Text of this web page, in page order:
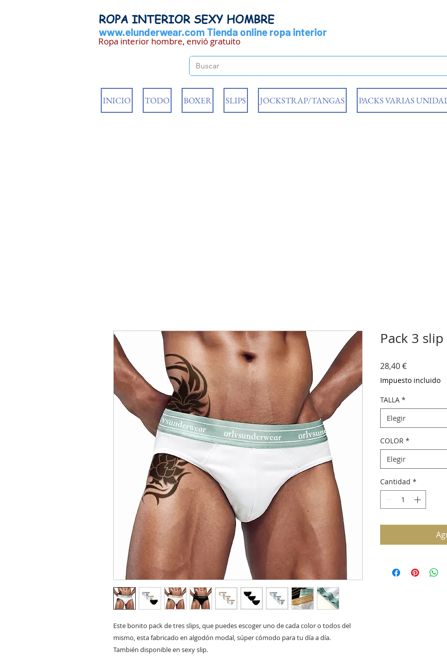
ROPA INTERIOR SEXY HOMBRE
www.elunderwear.com Tienda online ropa interior
Ropa interior hombre, envió gratuito
INICIO TODO BOXER SLIPS JOCKSTRAP/TANGAS PACKS VARIAS
Este bonito pack de tres slips, que puedes escoger uno de cada color o todos del
mismo, esta fabricado en algodón modal, súper cómodo para tu día a día.
También disponible en sexy slip.
Pack 3 slip
28,40 €Precio
Impuesto incluido
TALLA *
Elegir
COLOR *
Elegir
Cantidad *